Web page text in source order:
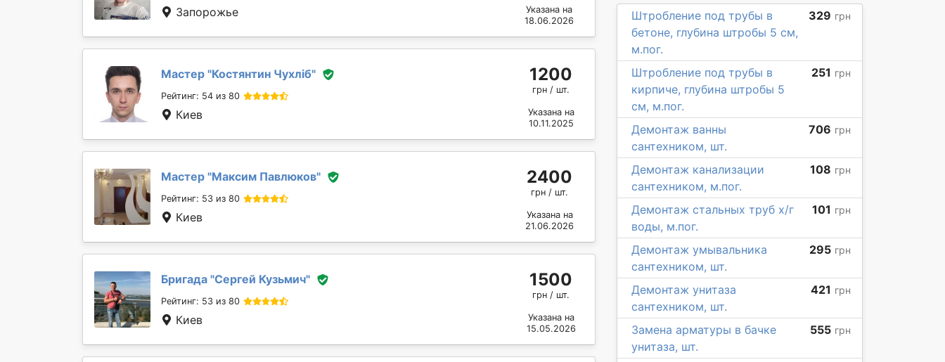
Запорожье
Указана на
18.06.2026
Мастер "Костянтин Чухліб"
Рейтинг: 54 из 80
Киев
1200
грн / шт.
Указана на
10.11.2025
Мастер "Максим Павлюков"
Рейтинг: 53 из 80
Киев
2400
грн / шт.
Указана на
21.06.2026
Бригада "Сергей Кузьмич"
Рейтинг: 53 из 80
Киев
1500
грн / шт.
Указана на
15.05.2026
Штробление под трубы в
бетоне, глубина штробы 5 см,
м.пог.
329 грн
Штробление под трубы в
кирпиче, глубина штробы 5
см, м.пог.
251 грн
Демонтаж ванны
сантехником, шт.
706 грн
Демонтаж канализации
сантехником, м.пог.
108 грн
Демонтаж стальных труб х/г
воды, м.пог.
101 грн
Демонтаж умывальника
сантехником, шт.
295 грн
Демонтаж унитаза
сантехником, шт.
421 грн
Замена арматуры в бачке
унитаза, шт.
555 грн